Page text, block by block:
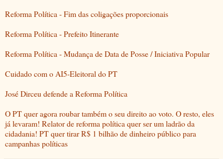
Reforma Política - Fim das coligações proporcionais
Reforma Política - Prefeito Itinerante
Reforma Política - Mudança de Data de Posse / Iniciativa Popular
Cuidado com o AI5-Eleitoral do PT
José Dirceu defende a Reforma Política
O PT quer agora roubar também o seu direito ao voto. O resto, eles
já levaram! Relator de reforma política quer ser um ladrão da
cidadania! PT quer tirar R$ 1 bilhão de dinheiro público para
campanhas políticas